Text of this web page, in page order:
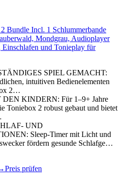
Bundle Incl. 1 Schlummerbande
Mondgrau, Audioplayer
und Tonieplay für
SPIEL GEMACHT:
intuitiven Bedienelementen
2…
KINDERN: Für 1–9+ Jahre
Toniebox 2 robust gebaut und bietet
UND
Sleep-Timer mit Licht und
fördern gesunde Schlafge…
Preis prüfen